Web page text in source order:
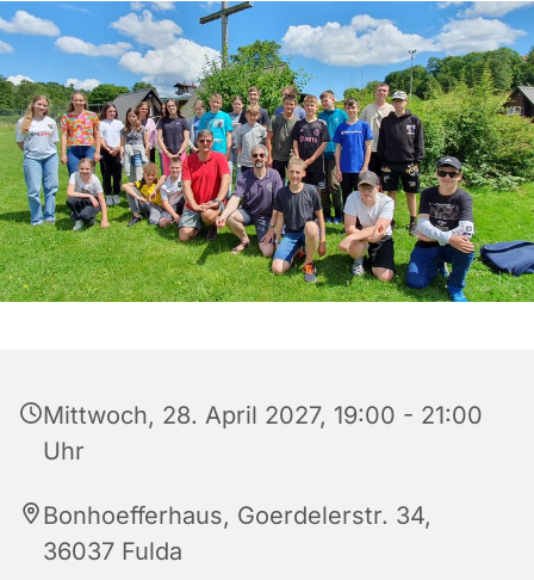
Mittwoch, 28. April 2027, 19:00 - 21:00
Uhr
Bonhoefferhaus, Goerdelerstr. 34,
36037 Fulda